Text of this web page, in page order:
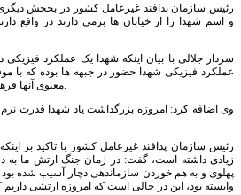
رئیس سازمان پدافند غیرعامل کشور در بحخش
و اسم شهدا را از خیابان ها برمی دارند در واقع
سردار جلالی با بیان اینکه شهدا یک عملکرد
عملکرد فیزیکی شهدا حضور در جبهه ها بوده که
معنوی آنها فرهنگ شهادت تولید شده که ادامه دارد.
وی اضافه کرد: امروزه بزرگداشت یاد شهدا قدرت
رئیس سازمان پدافند غیرعامل کشور با تاکید بر
زیادی داشته است، گفت: در زمان جنگ ارتش ما به
پهلوی و به هم خوردن سازماندهی دچار آسیب شده بود
وابسته بود، این در حالی است که امروزه ارتشی